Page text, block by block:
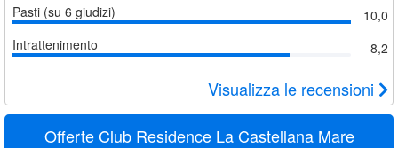
Pasti (su 6 giudizi)
10,0
Intrattenimento
8,2
Visualizza le recensioni
Offerte Club Residence La Castellana Mare